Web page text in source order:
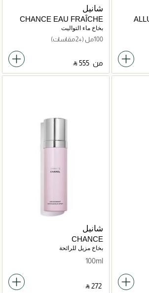
شانيل
CHANCE EAU FRAÎCHE
Eau de Toilette Vaporisateur
بخاخ ماء التواليت
100مل (+2 مقاسات)
من ‎ ⃁ ⁦555⁩ ‎
شانيل
CHANCE
بخاخ مزيل للرائحة
100ml
‎ ⃁ ⁦272⁩ ‎